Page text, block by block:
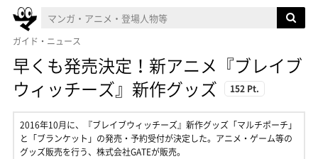
ガイド・ニュース
早くも発売決定！新アニメ『ブレイブ
ウィッチーズ』新作グッズ
152 Pt.
2016年10月に、『ブレイブウィッチーズ』新作グッズ「マルチポーチ」
と「ブランケット」の発売・予約受付が決定した。アニメ・ゲーム等の
グッズ販売を行う、株式会社GATEが販売。